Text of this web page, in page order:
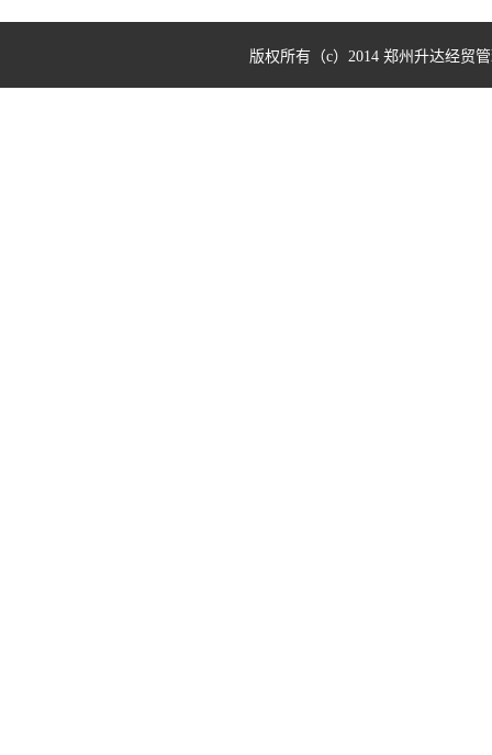
版权所有（c）2014 郑州升达经贸